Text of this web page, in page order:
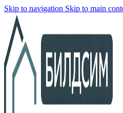
Skip to navigation Skip to main